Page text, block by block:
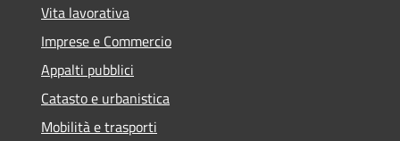
Vita lavorativa
Imprese e Commercio
Appalti pubblici
Catasto e urbanistica
Mobilità e trasporti